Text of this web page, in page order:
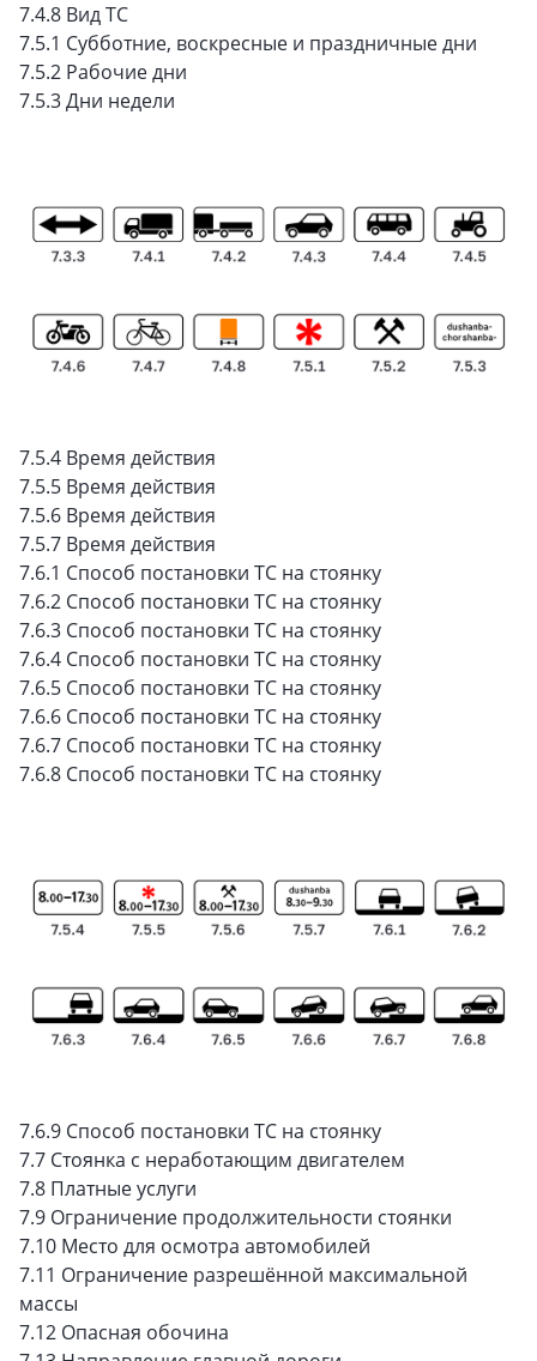
7.4.8 Вид ТС
7.5.1 Субботние, воскресные и праздничные дни
7.5.2 Рабочие дни
7.5.3 Дни недели
7.5.4 Время действия
7.5.5 Время действия
7.5.6 Время действия
7.5.7 Время действия
7.6.1 Способ постановки ТС на стоянку
7.6.2 Способ постановки ТС на стоянку
7.6.3 Способ постановки ТС на стоянку
7.6.4 Способ постановки ТС на стоянку
7.6.5 Способ постановки ТС на стоянку
7.6.6 Способ постановки ТС на стоянку
7.6.7 Способ постановки ТС на стоянку
7.6.8 Способ постановки ТС на стоянку
7.6.9 Способ постановки ТС на стоянку
7.7 Стоянка с неработающим двигателем
7.8 Платные услуги
7.9 Ограничение продолжительности стоянки
7.10 Место для осмотра автомобилей
7.11 Ограничение разрешённой максимальной
массы
7.12 Опасная обочина